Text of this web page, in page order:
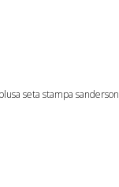
seta stampa sanderson